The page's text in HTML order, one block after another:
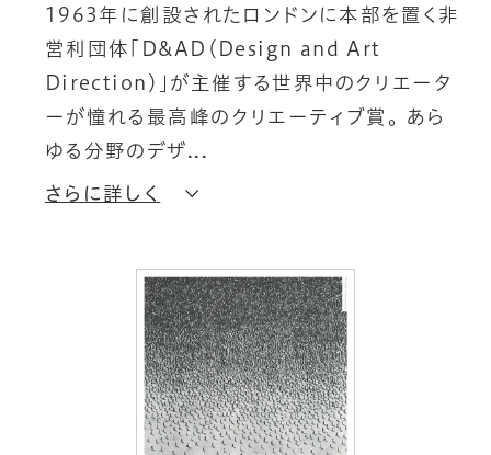
1 963年 に創 設さ れたロ ン ド ンに本部を置 く 非
営利 団体 「 D&AD （Desi gn and A rt
Di recti on） 」 が主催する世界中のク リ エー タ
ーが憧れる 最高峰の ク リ エーテ ィ ブ賞 。 あら
ゆる 分野のデザ
さらに詳しく